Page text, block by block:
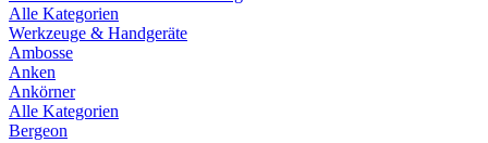
Alle Kategorien
Werkzeuge & Handgeräte
Ambosse
Anken
Ankörner
Alle Kategorien
Bergeon